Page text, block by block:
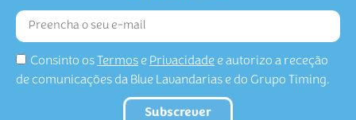
Consinto osTermos e Privacidade e autorizo a receção
de comunicações da Blue Lavandarias e do Grupo Timing.
Subscrever